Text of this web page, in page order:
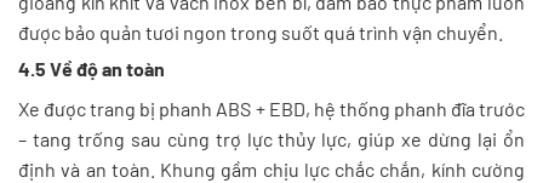
được bảo quản tươi ngon trong suốt quá trình vận chuyển.
4.5 Về độ an toàn
Xe được trang bị phanh ABS + EBD, hệ thống phanh đĩa trước
– tang trống sau cùng trợ lực thủy lực, giúp xe dừng lại ổn
định và an toàn. Khung gầm chịu lực chắc chắn, kính cường